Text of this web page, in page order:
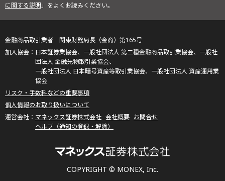
に関する説明」をよくお読みください。
COPYRIGHT © MONEX, Inc.
金融商品取引業者 関東財務局長（金商）第165号
日本証券業協会、一般社団法人 第二種金融商品取引業協会、一般社
団法人 金融先物取引業協会、
一般社団法人 日本暗号資産等取引業協会、一般社団法人 資産運用業
協会
リスク・手数料などの重要事項
個人情報のお取り扱いについて
マネックス証券株式会社 会社概要 お問合せ
ヘルプ（通知の登録・解除）